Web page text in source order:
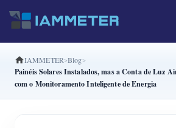
Produtos
Monofásico Medidor de
Fase dividida Medidor de
IAMMETER Blog
Painéis Solares Instalados, mas a Conta de Luz
com o Monitoramento Inteligente de Energia